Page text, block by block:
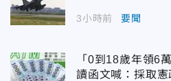
3小時前 要聞
「0到18歲年領6
讀函文喊：採取憲